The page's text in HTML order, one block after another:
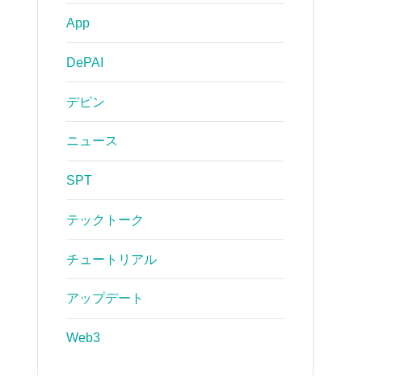
App
DePAI
デピン
ニュース
SPT
テックトーク
チュートリアル
アップデート
Web3